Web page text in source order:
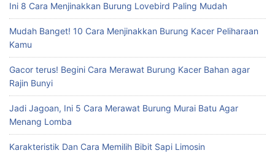
Ini 8 Cara Menjinakkan Burung Lovebird Paling Mudah
Mudah Banget! 10 Cara Menjinakkan Burung Kacer Peliharaan
Kamu
Gacor terus! Begini Cara Merawat Burung Kacer Bahan agar
Rajin Bunyi
Jadi Jagoan, Ini 5 Cara Merawat Burung Murai Batu Agar
Menang Lomba
Karakteristik Dan Cara Memilih Bibit Sapi Limosin